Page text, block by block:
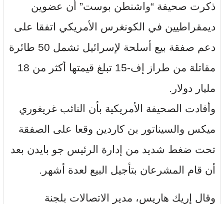
ذكرت صحيفة “واشنطن بوست” أن عضوين
ديمقراطيين في الكونغرس الأمريكي اتفقا على
دعم صفقة بيع أسلحة لإسرائيل تشمل 50 طائرة
مقاتلة من طراز إف-15 تبلغ قيمتها أكثر من 18
مليار دولار.
وأفادت الصحيفة الأمريكية بأن النائب غريغوري
ميكس والسيناتور بن كاردين وقعا على الصفقة
تحت ضغط شديد من إدارة الرئيس جو بايدن بعد
أن قام المشرعان بتأجيل البيع لعدة أشهر.
وقال إريك هاريس، مدير الاتصالات بلجنة